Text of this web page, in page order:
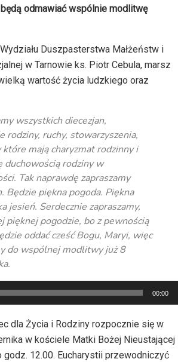
odmawiać wspólnie modlitwę
Duszpasterstwa Małżeństw i
w Tarnowie ks. Piotr Cebula, marsz
wartość życia ludzkiego oraz
wszystkich diecezjan,
rodziny, ruchy, stowarzyszenia,
mają charyzmat rodzinny i
duchowością rodziny w
Tak naprawdę zapraszamy
Będzie piękna pogoda. Piękna
jesień. Serdecznie zapraszamy,
pięknej pogodzie, bo z pewnością
oddać cześć Bogu, Maryi, więc
do wspólnej modlitwy już 8
00:00
dla Życia i Rodziny rozpocznie się w
w kościele Matki Bożej Nieustającej
godz. 12.00. Eucharystii przewodniczyć